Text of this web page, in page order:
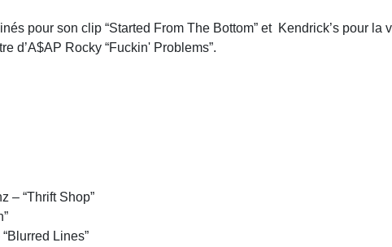
pour son clip “Started From The Bottom” et Kendrick’s pour
d’A$AP Rocky “Fuckin' Problems”.
– “Thrift Shop”
Lines”